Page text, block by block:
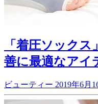
「着圧ソック
善に最適なアイ
ビューティー 2019年6月